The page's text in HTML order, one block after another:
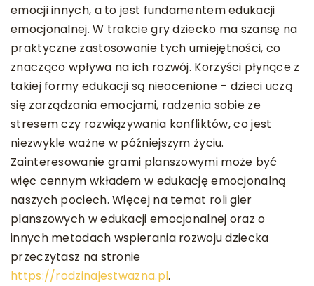
emocji innych, a to jest fundamentem edukacji
emocjonalnej. W trakcie gry dziecko ma szansę na
praktyczne zastosowanie tych umiejętności, co
znacząco wpływa na ich rozwój. Korzyści płynące z
takiej formy edukacji są nieocenione – dzieci uczą
się zarządzania emocjami, radzenia sobie ze
stresem czy rozwiązywania konfliktów, co jest
niezwykle ważne w późniejszym życiu.
Zainteresowanie grami planszowymi może być
więc cennym wkładem w edukację emocjonalną
naszych pociech. Więcej na temat roli gier
planszowych w edukacji emocjonalnej oraz o
innych metodach wspierania rozwoju dziecka
przeczytasz na stronie
https://rodzinajestwazna.pl.